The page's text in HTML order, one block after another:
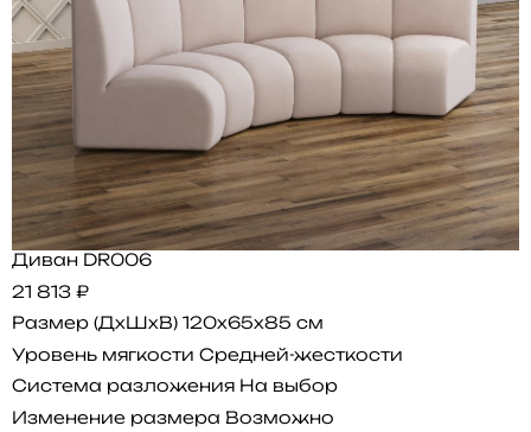
Диван DR006
21 813 ₽
Размер (ДхШхВ) 120x65x85 см
Уровень мягкости Средней-жесткости
Система разложения На выбор
Изменение размера Возможно